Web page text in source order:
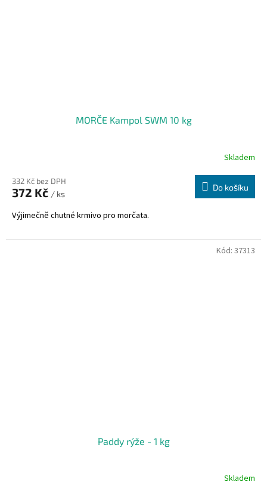
MORČE Kampol SWM 10 kg
Skladem
332 Kč bez DPH
372 Kč / ks
Do košíku
Výjimečně chutné krmivo pro morčata.
Paddy rýže - 1 kg
Skladem
Kód: 37313